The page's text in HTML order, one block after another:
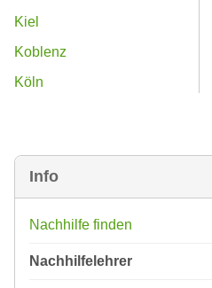
Info
Nachhilfe finden
Nachhilfelehrer
Kiel
Koblenz
Köln